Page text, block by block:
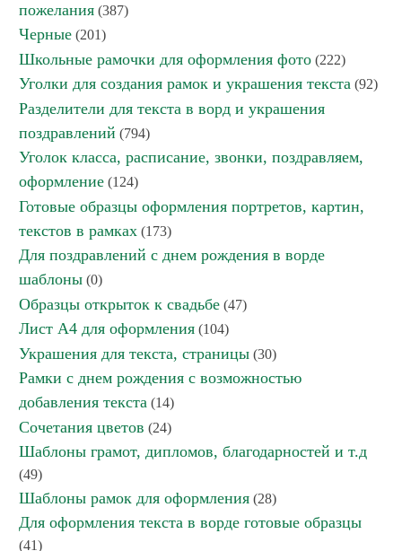
пожелания (387)
Черные (201)
Школьные рамочки для оформления фото (222)
Уголки для создания рамок и украшения текста (92)
Разделители для текста в ворд и украшения
поздравлений (794)
Уголок класса, расписание, звонки, поздравляем,
оформление (124)
Готовые образцы оформления портретов, картин,
текстов в рамках (173)
Для поздравлений с днем рождения в ворде
шаблоны (0)
Образцы открыток к свадьбе (47)
Лист А4 для оформления (104)
Украшения для текста, страницы (30)
Рамки с днем рождения с возможностью
добавления текста (14)
Сочетания цветов (24)
Шаблоны грамот, дипломов, благодарностей и т.д
(49)
Шаблоны рамок для оформления (28)
Для оформления текста в ворде готовые образцы
(41)